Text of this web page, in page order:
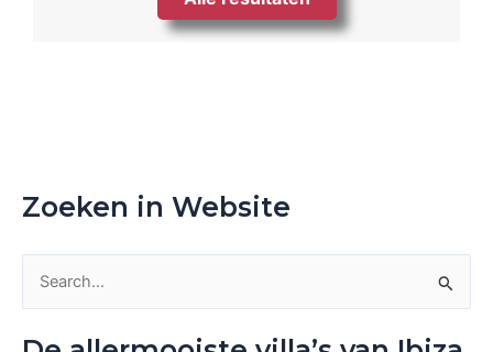
Zoeken in Website